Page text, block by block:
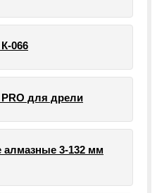
066
для дрели
алмазные 3-132 мм